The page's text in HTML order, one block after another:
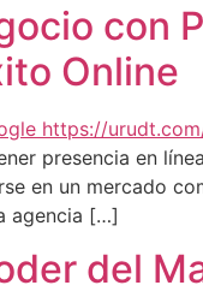
con
Online
presencia en
en un mercado
agencia […]
del